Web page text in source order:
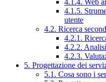
4.1.4. Web
4.1.5.
utente
4.2. Ricerca
4.2.1.
4.2.2.
4.2.3.
5. Progettazione dei
5.1. Cosa sono i